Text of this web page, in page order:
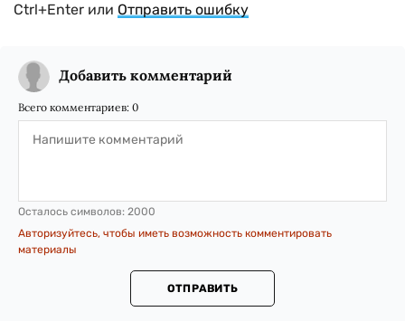
Ctrl+Enter или Отправить ошибку
Добавить комментарий
Всего комментариев: 0
Осталось символов: 2000
Авторизуйтесь, чтобы иметь возможность комментировать
материалы
ОТПРАВИТЬ